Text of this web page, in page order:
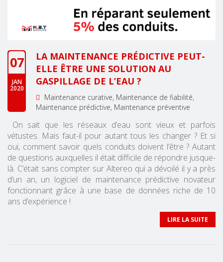
07
JAN
2020
LA MAINTENANCE PRÉDICTIVE PEUT-
ELLE ÊTRE UNE SOLUTION AU
GASPILLAGE DE L’EAU ?
Maintenance curative Maintenance de fiabilité
Maintenance prédictive Maintenance préventive
On sait que les réseaux d’eau sont vieux et parfois
vétustes. Mais faut-il pour autant tous les changer ? Et si
oui, comment savoir quels conduits doivent l’être ? Autant
de questions auxquelles il était difficile de répondre jusque-
là. C’était sans compter sur Altereo qui a dévoilé il y a près
d’un an, un logiciel de maintenance prédictive novateur
fonctionnant grâce à une base de données riche de 10
ans d’expérience !
LIRE LA SUITE